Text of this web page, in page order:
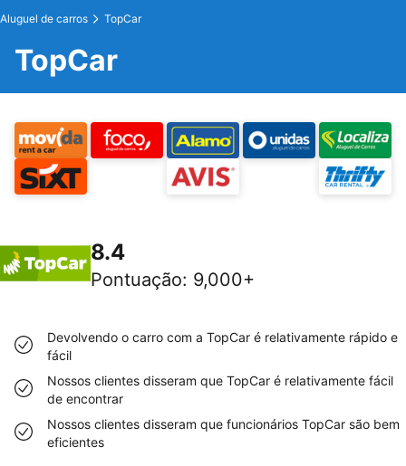
Aluguel de carros TopCar
TopCar
8.4
Pontuação: 9,000+
Devolvendo o carro com a TopCar é relativamente rápido e
fácil
Nossos clientes disseram que TopCar é relativamente fácil
de encontrar
Nossos clientes disseram que funcionários TopCar são bem
eficientes